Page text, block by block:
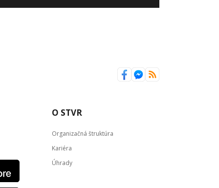
O STVR
Organizačná štruktúra
Kariéra
Úhrady